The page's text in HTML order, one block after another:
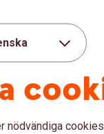
Swedbank har
utsläppen till
nödvändiga